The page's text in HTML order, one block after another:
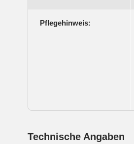
Pflegehinweis:
Technische Angaben